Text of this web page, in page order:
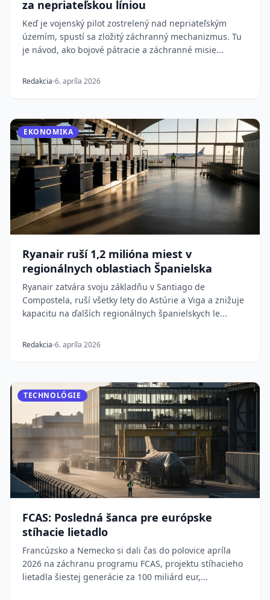
za nepriateľskou líniou
Keď je vojenský pilot zostrelený nad nepriateľským
územím, spustí sa zložitý záchranný mechanizmus. Tu
je návod, ako bojové pátracie a záchranné misie...
Redakcia 6. apríla 2026
EKONOMIKA
Ryanair ruší 1,2 milióna miest v
regionálnych oblastiach Španielska
Ryanair zatvára svoju základňu v Santiago de
Compostela, ruší všetky lety do Astúrie a Viga a znižuje
kapacitu na ďalších regionálnych španielskych le...
Redakcia 6. apríla 2026
TECHNOLÓGIE
FCAS: Posledná šanca pre európske
stíhacie lietadlo
Francúzsko a Nemecko si dali čas do polovice apríla
2026 na záchranu programu FCAS, projektu stíhacieho
lietadla šiestej generácie za 100 miliárd eur,...